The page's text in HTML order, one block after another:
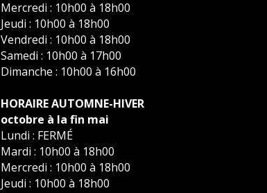
Mercredi : 10h00 à 18h00
Jeudi : 10h00 à 18h00
Vendredi : 10h00 à 18h00
Samedi : 10h00 à 17h00
Dimanche : 10h00 à 16h00
HORAIRE AUTOMNE-HIVER
octobre à la fin mai
Lundi : FERMÉ
Mardi : 10h00 à 18h00
Mercredi : 10h00 à 18h00
Jeudi : 10h00 à 18h00